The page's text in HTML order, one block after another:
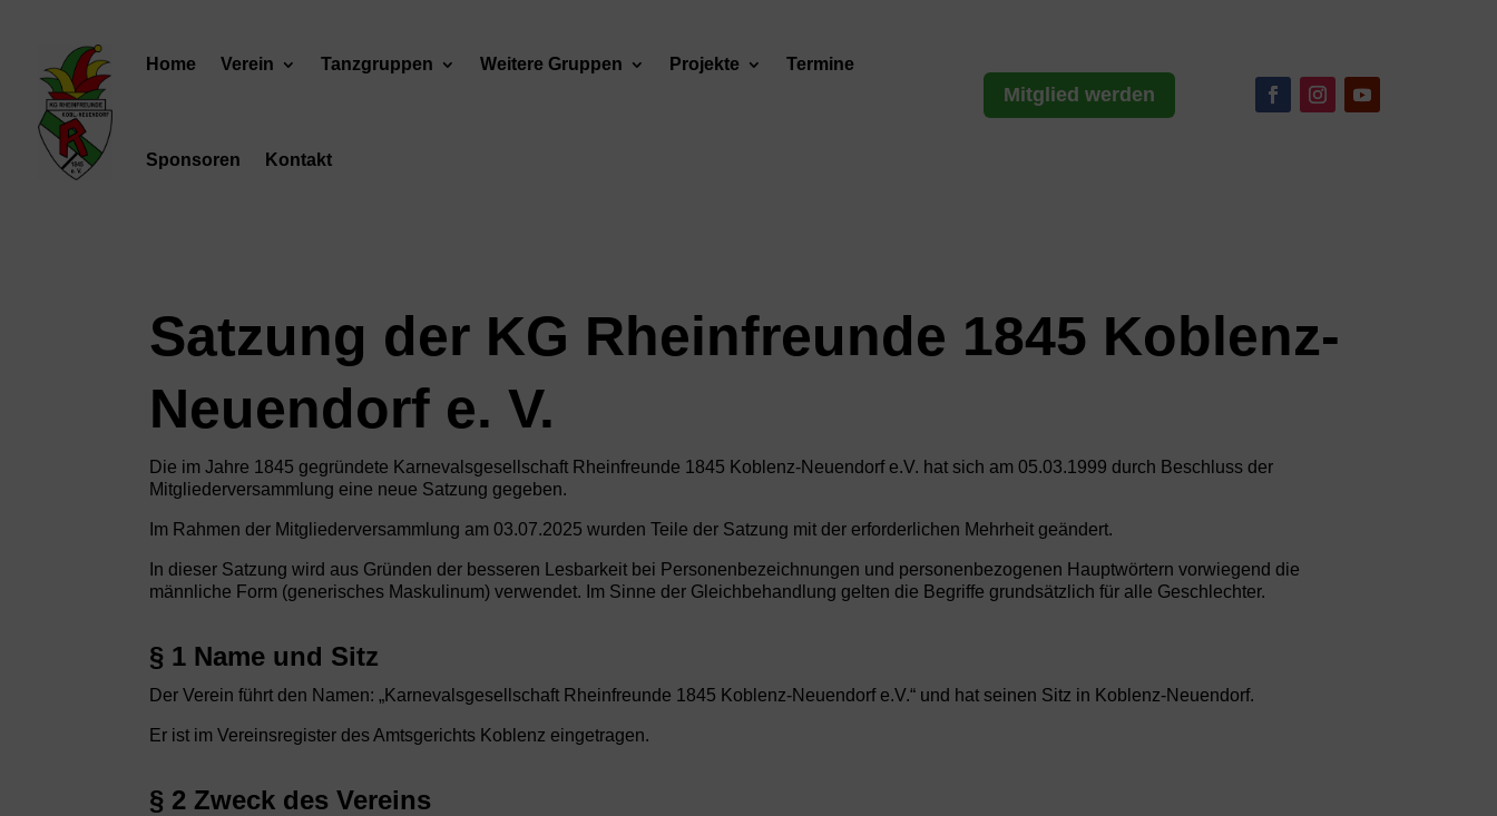
Home Verein Tanzgruppen Weitere Gruppen Projekte Termine
Sponsoren Kontakt
Mitglied werden
Satzung der KG Rheinfreunde 1845 Koblenz-
Neuendorf e. V.
Die im Jahre 1845 gegründete Karnevalsgesellschaft Rheinfreunde 1845 Koblenz-Neuendorf e.V. hat sich am 05.03.1999 durch Beschluss der
Mitgliederversammlung eine neue Satzung gegeben.
Im Rahmen der Mitgliederversammlung am 03.07.2025 wurden Teile der Satzung mit der erforderlichen Mehrheit geändert.
In dieser Satzung wird aus Gründen der besseren Lesbarkeit bei Personenbezeichnungen und personenbezogenen Hauptwörtern vorwiegend die
männliche Form (generisches Maskulinum) verwendet. Im Sinne der Gleichbehandlung gelten die Begriffe grundsätzlich für alle Geschlechter.
§ 1 Name und Sitz
Der Verein führt den Namen: „Karnevalsgesellschaft Rheinfreunde 1845 Koblenz-Neuendorf e.V.“ und hat seinen Sitz in Koblenz-Neuendorf.
Er ist im Vereinsregister des Amtsgerichts Koblenz eingetragen.
§ 2 Zweck des Vereins